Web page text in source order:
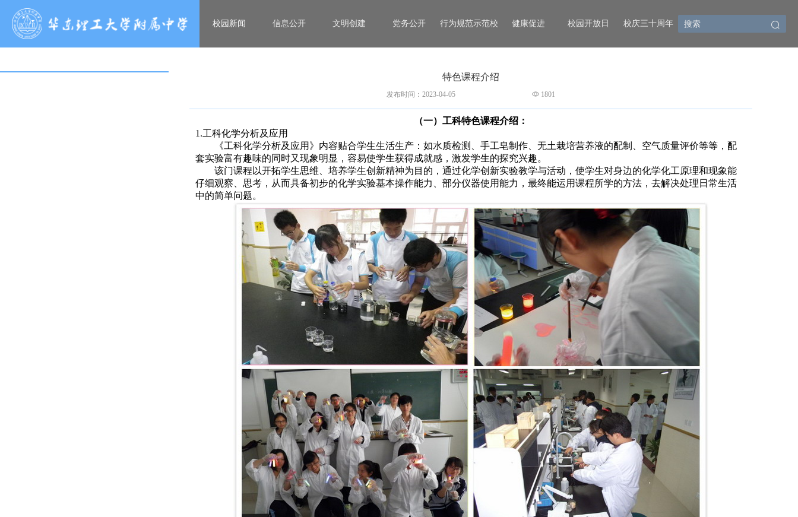
校园新闻 信息公开 文明创建 党务公开 行为规范示范校 健康促进 校园开放日 校庆三十周年
特色课程介绍
发布时间：2023-04-05 1801
（一）工科特色课程介绍：
1.工科化学分析及应用
《工科化学分析及应用》内容贴合学生生活生产：如水质检测、手工皂制作、无土栽培营养液的配制、空气质量评价等等，配
套实验富有趣味的同时又现象明显，容易使学生获得成就感，激发学生的探究兴趣。
该门课程以开拓学生思维、培养学生创新精神为目的，通过化学创新实验教学与活动，使学生对身边的化学化工原理和现象能
仔细观察、思考，从而具备初步的化学实验基本操作能力、部分仪器使用能力，最终能运用课程所学的方法，去解决处理日常生活
中的简单问题。